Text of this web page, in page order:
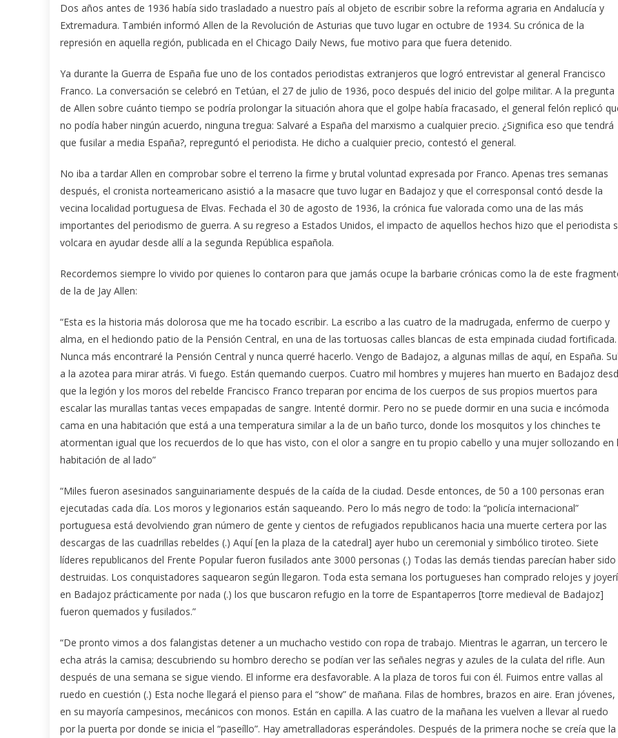
Dos años antes de 1936 había sido trasladado a nuestro país al objeto de escribir sobre la reforma agraria en Andalucía y
Extremadura. También informó Allen de la Revolución de Asturias que tuvo lugar en octubre de 1934. Su crónica de la
represión en aquella región, publicada en el Chicago Daily News, fue motivo para que fuera detenido.
Ya durante la Guerra de España fue uno de los contados periodistas extranjeros que logró entrevistar al general Francisco
Franco. La conversación se celebró en Tetúan, el 27 de julio de 1936, poco después del inicio del golpe militar. A la pregunta
de Allen sobre cuánto tiempo se podría prolongar la situación ahora que el golpe había fracasado, el general felón replicó
no podía haber ningún acuerdo, ninguna tregua: Salvaré a España del marxismo a cualquier precio. ¿Significa eso que tendrá
que fusilar a media España?, repreguntó el periodista. He dicho a cualquier precio, contestó el general.
No iba a tardar Allen en comprobar sobre el terreno la firme y brutal voluntad expresada por Franco. Apenas tres semanas
después, el cronista norteamericano asistió a la masacre que tuvo lugar en Badajoz y que el corresponsal contó desde la
vecina localidad portuguesa de Elvas. Fechada el 30 de agosto de 1936, la crónica fue valorada como una de las más
importantes del periodismo de guerra. A su regreso a Estados Unidos, el impacto de aquellos hechos hizo que el periodista
volcara en ayudar desde allí a la segunda República española.
Recordemos siempre lo vivido por quienes lo contaron para que jamás ocupe la barbarie crónicas como la de este
de la de Jay Allen:
“Esta es la historia más dolorosa que me ha tocado escribir. La escribo a las cuatro de la madrugada, enfermo de cuerpo y
alma, en el hediondo patio de la Pensión Central, en una de las tortuosas calles blancas de esta empinada ciudad fortificada.
Nunca más encontraré la Pensión Central y nunca querré hacerlo. Vengo de Badajoz, a algunas millas de aquí, en España.
a la azotea para mirar atrás. Vi fuego. Están quemando cuerpos. Cuatro mil hombres y mujeres han muerto en Badajoz
que la legión y los moros del rebelde Francisco Franco treparan por encima de los cuerpos de sus propios muertos para
escalar las murallas tantas veces empapadas de sangre. Intenté dormir. Pero no se puede dormir en una sucia e incómoda
cama en una habitación que está a una temperatura similar a la de un baño turco, donde los mosquitos y los chinches te
atormentan igual que los recuerdos de lo que has visto, con el olor a sangre en tu propio cabello y una mujer sollozando en
habitación de al lado”
“Miles fueron asesinados sanguinariamente después de la caída de la ciudad. Desde entonces, de 50 a 100 personas eran
ejecutadas cada día. Los moros y legionarios están saqueando. Pero lo más negro de todo: la “policía internacional”
portuguesa está devolviendo gran número de gente y cientos de refugiados republicanos hacia una muerte certera por las
descargas de las cuadrillas rebeldes (.) Aquí [en la plaza de la catedral] ayer hubo un ceremonial y simbólico tiroteo. Siete
líderes republicanos del Frente Popular fueron fusilados ante 3000 personas (.) Todas las demás tiendas parecían haber sido
destruidas. Los conquistadores saquearon según llegaron. Toda esta semana los portugueses han comprado relojes y
en Badajoz prácticamente por nada (.) los que buscaron refugio en la torre de Espantaperros [torre medieval de Badajoz]
fueron quemados y fusilados.”
“De pronto vimos a dos falangistas detener a un muchacho vestido con ropa de trabajo. Mientras le agarran, un tercero le
echa atrás la camisa; descubriendo su hombro derecho se podían ver las señales negras y azules de la culata del rifle. Aun
después de una semana se sigue viendo. El informe era desfavorable. A la plaza de toros fui con él. Fuimos entre vallas al
ruedo en cuestión (.) Esta noche llegará el pienso para el “show” de mañana. Filas de hombres, brazos en aire. Eran jóvenes,
en su mayoría campesinos, mecánicos con monos. Están en capilla. A las cuatro de la mañana les vuelven a llevar al ruedo
por la puerta por donde se inicia el “paseíllo”. Hay ametralladoras esperándoles. Después de la primera noche se creía que la